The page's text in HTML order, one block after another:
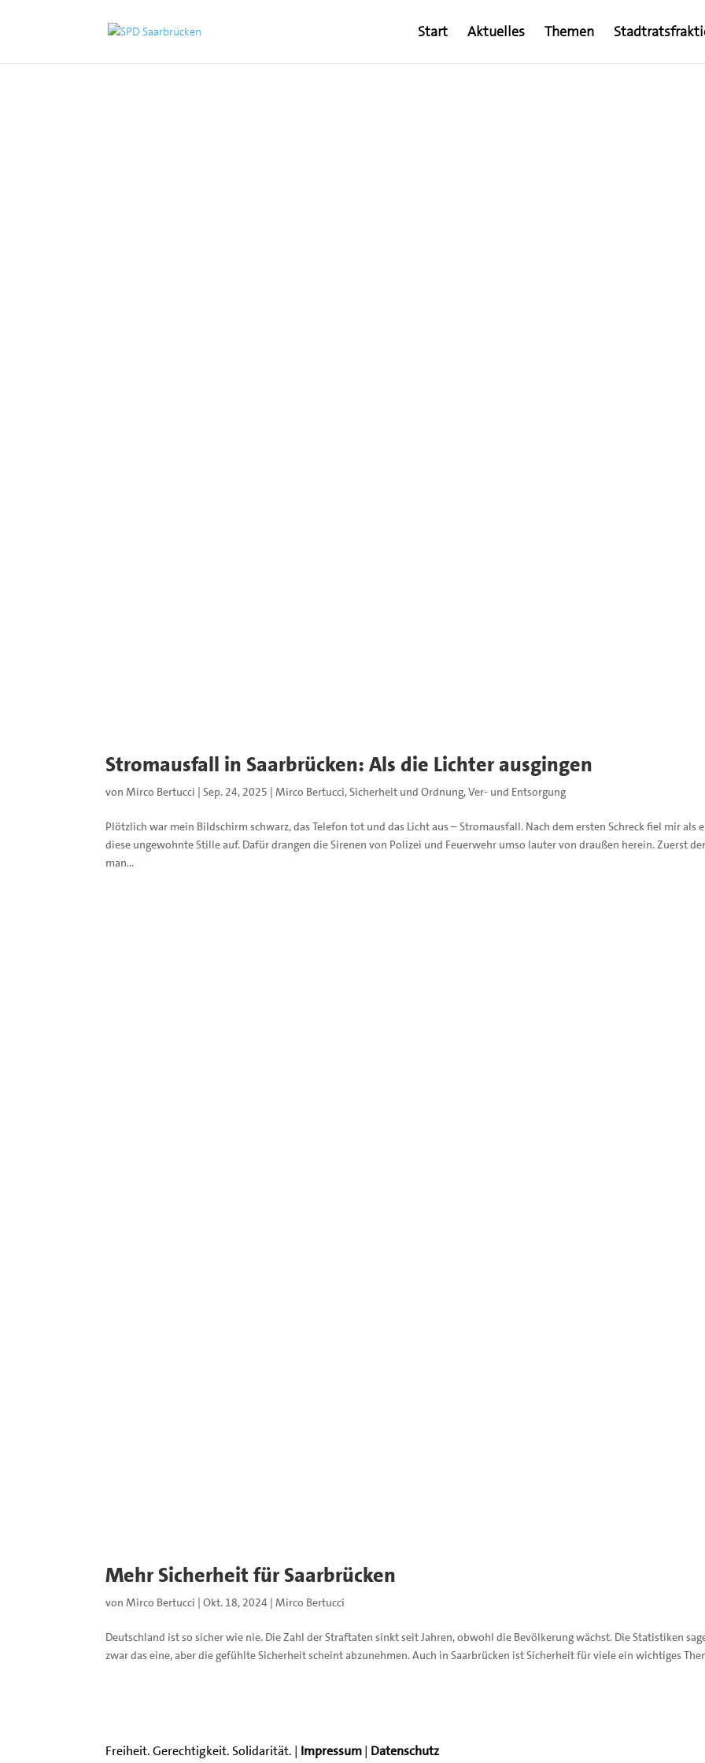
Start Aktuelles Themen
Stromausfall in Saarbrücken: Als die Lichter ausgingen
vonMirco Bertucci |Sep. 24, 2025 |Mirco Bertucci,Sicherheit und Ordnung,Ver- und Entsorgung
Plötzlich war mein Bildschirm schwarz, das Telefon tot und das Licht aus – Stromausfall. Nach dem ersten Schreck fiel mir als
diese ungewohnte Stille auf. Dafür drangen die Sirenen von Polizei und Feuerwehr umso lauter von draußen herein. Zuerst
man...
Mehr Sicherheit für Saarbrücken
vonMirco Bertucci |Okt. 18, 2024 |Mirco Bertucci
Deutschland ist so sicher wie nie. Die Zahl der Straftaten sinkt seit Jahren, obwohl die Bevölkerung wächst. Die Statistiken
zwar das eine, aber die gefühlte Sicherheit scheint abzunehmen. Auch in Saarbrücken ist Sicherheit für viele ein wichtiges
Freiheit. Gerechtigkeit. Solidarität. | Impressum| Datenschutz